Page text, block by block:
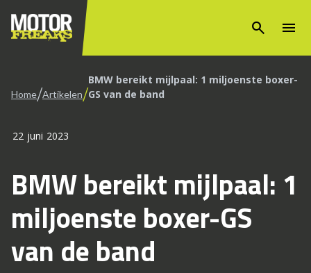
search menu
Home/Artikelen/BMW bereikt mijlpaal: 1 miljoenste boxer-
GS van de band
22 juni 2023
BMW bereikt mijlpaal: 1
miljoenste boxer-GS
van de band